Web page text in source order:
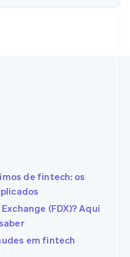
de fintech: os
(FDX)? Aqui
em fintech